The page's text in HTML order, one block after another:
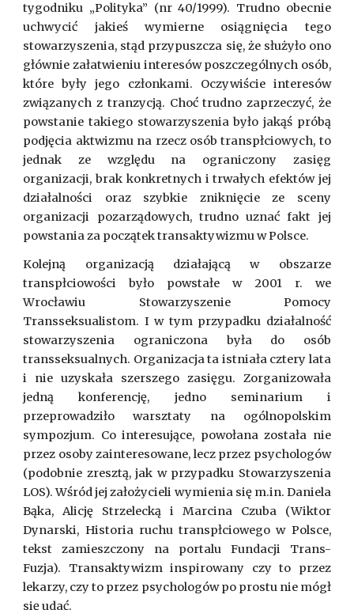
tygodniku „Polityka” (nr 40/1999). Trudno obecnie
uchwycić jakieś wymierne osiągnięcia tego
stowarzyszenia, stąd przypuszcza się, że służyło ono
głównie załatwieniu interesów poszczególnych osób,
które były jego członkami. Oczywiście interesów
związanych z tranzycją. Choć trudno zaprzeczyć, że
powstanie takiego stowarzyszenia było jakąś próbą
podjęcia aktwizmu na rzecz osób transpłciowych, to
jednak ze względu na ograniczony zasięg
organizacji, brak konkretnych i trwałych efektów jej
działalności oraz szybkie zniknięcie ze sceny
organizacji pozarządowych, trudno uznać fakt jej
powstania za początek transaktywizmu w Polsce.
Kolejną organizacją działającą w obszarze
transpłciowości było powstałe w 2001 r. we
Wrocławiu Stowarzyszenie Pomocy
Transseksualistom. I w tym przypadku działalność
stowarzyszenia ograniczona była do osób
transseksualnych. Organizacja ta istniała cztery lata
i nie uzyskała szerszego zasięgu. Zorganizowała
jedną konferencję, jedno seminarium i
przeprowadziło warsztaty na ogólnopolskim
sympozjum. Co interesujące, powołana została nie
przez osoby zainteresowane, lecz przez psychologów
(podobnie zresztą, jak w przypadku Stowarzyszenia
LOS). Wśród jej założycieli wymienia się m.in. Daniela
Bąka, Alicję Strzelecką i Marcina Czuba (Wiktor
Dynarski, Historia ruchu transpłciowego w Polsce,
tekst zamieszczony na portalu Fundacji Trans-
Fuzja). Transaktywizm inspirowany czy to przez
lekarzy, czy to przez psychologów po prostu nie mógł
się udać.